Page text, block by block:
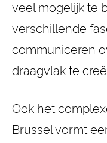
veel mogelijk te
verschillende
communiceren
draagvlak te
Ook het
Brussel vormt